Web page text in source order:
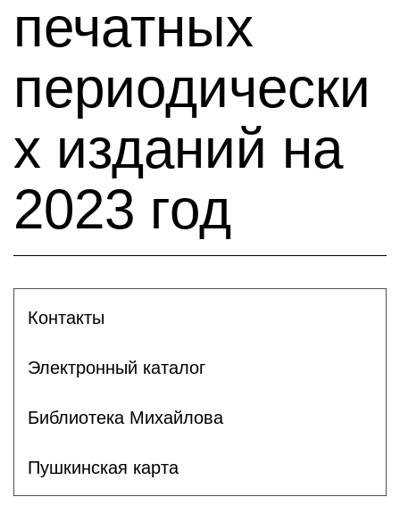
печатных
периодически
х изданий на
2023 год
Контакты
Электронный каталог
Библиотека Михайлова
Пушкинская карта